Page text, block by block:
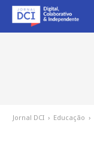
Jornal DCI › Educação ›